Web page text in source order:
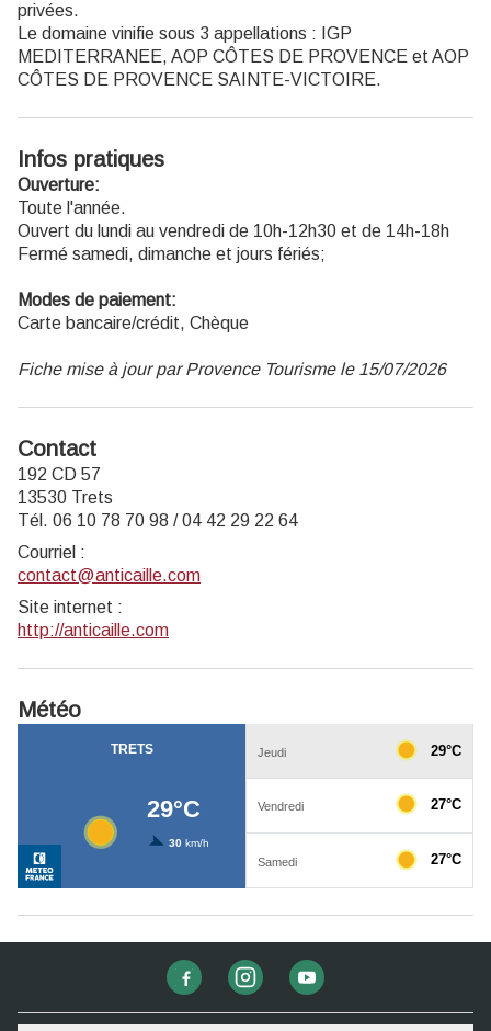
privées.
Le domaine vinifie sous 3 appellations : IGP
MEDITERRANEE, AOP CÔTES DE PROVENCE et AOP
CÔTES DE PROVENCE SAINTE-VICTOIRE.
Infos pratiques
Ouverture:
Toute l'année.
Ouvert du lundi au vendredi de 10h-12h30 et de 14h-18h
Fermé samedi, dimanche et jours fériés;
Modes de paiement:
Carte bancaire/crédit, Chèque
Fiche mise à jour par Provence Tourisme le 15/07/2026
Contact
192 CD 57
13530 Trets
Tél. 06 10 78 70 98 / 04 42 29 22 64
Courriel :
contact@anticaille.com
Site internet :
http://anticaille.com
Météo